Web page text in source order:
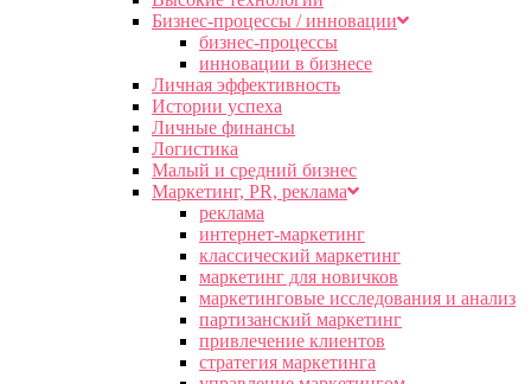
Бизнес-процессы / инновации
бизнес-процессы
инновации в бизнесе
Личная эффективность
Истории успеха
Личные финансы
Логистика
Малый и средний бизнес
Маркетинг, PR, реклама
реклама
интернет-маркетинг
классический маркетинг
маркетинг для новичков
маркетинговые исследования и анализ
партизанский маркетинг
привлечение клиентов
стратегия маркетинга